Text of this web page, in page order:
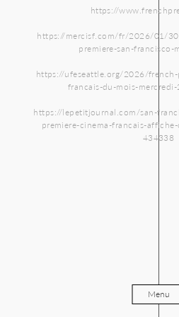
https://
https://mercisf.com/fr/2026/01/
premiere-san-
https://ufeseattle.org/2026/
francais-du-mois-
https://lepetitjournal.com/san-
premiere-cinema-francais-
434338
Menu